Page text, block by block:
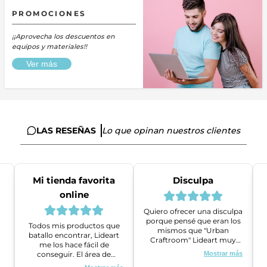
PROMOCIONES
¡¡Aprovecha los descuentos en
equipos y materiales!!
Ver más
LAS RESEÑAS Lo que opinan nuestros clientes
Mi tienda favorita
online
Todos mis productos que
batallo encontrar, Lideart
me los hace fácil de
conseguir. El área de
ventas es super amable y
Disculpa
Quiero ofrecer una disculpa
porque pensé que eran los
mismos que "Urban
Craftroom" Lideart muy
amables me ayudaron a
gestionar un problema que
Mostrar más